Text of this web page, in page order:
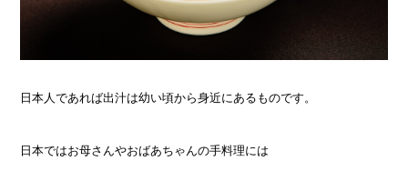
日本人であれば出汁は幼い頃から身近にあるものです。
日本ではお母さんやおばあちゃんの手料理には